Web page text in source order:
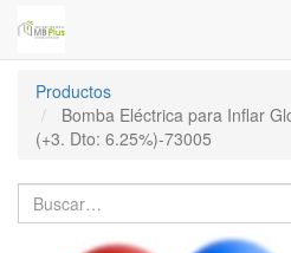
Productos
Bomba Eléctrica para Inflar
(+3. Dto: 6.25%)-73005